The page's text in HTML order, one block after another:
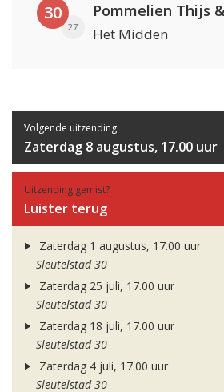
30
27
Pommelien Thijs
Het Midden
Volgende uitzending:
Zaterdag 8 augustus, 17.00 uur
Uitzending gemist?
Luister terug
Zaterdag 1 augustus, 17.00 uur
Sleutelstad 30
Zaterdag 25 juli, 17.00 uur
Sleutelstad 30
Zaterdag 18 juli, 17.00 uur
Sleutelstad 30
Zaterdag 4 juli, 17.00 uur
Sleutelstad 30